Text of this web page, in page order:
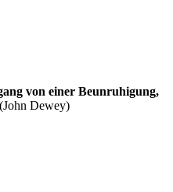
von einer Beunruhigung,
(John Dewey)